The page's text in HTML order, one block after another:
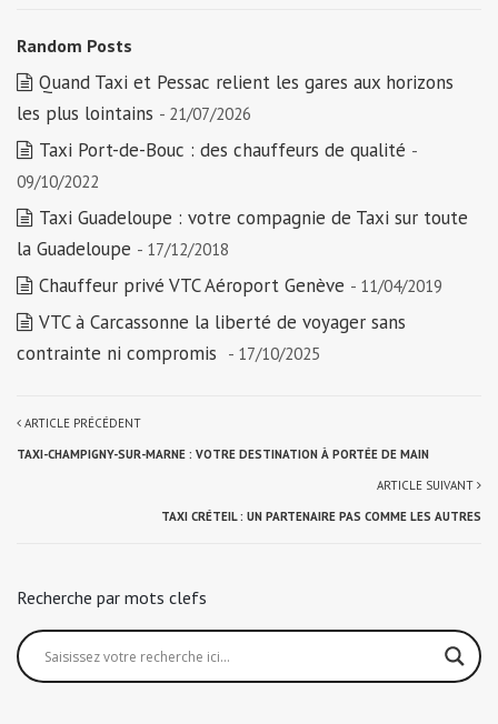
Random Posts
Quand Taxi et Pessac relient les gares aux horizons
les plus lointains - 21/07/2026
Taxi Port-de-Bouc : des chauffeurs de qualité -
09/10/2022
Taxi Guadeloupe : votre compagnie de Taxi sur toute
la Guadeloupe - 17/12/2018
Chauffeur privé VTC Aéroport Genève - 11/04/2019
VTC à Carcassonne la liberté de voyager sans
contrainte ni compromis - 17/10/2025
ARTICLE PRÉCÉDENT
TAXI-CHAMPIGNY-SUR-MARNE : VOTRE DESTINATION À PORTÉE DE MAIN
ARTICLE SUIVANT
TAXI CRÉTEIL : UN PARTENAIRE PAS COMME LES AUTRES
Recherche par mots clefs